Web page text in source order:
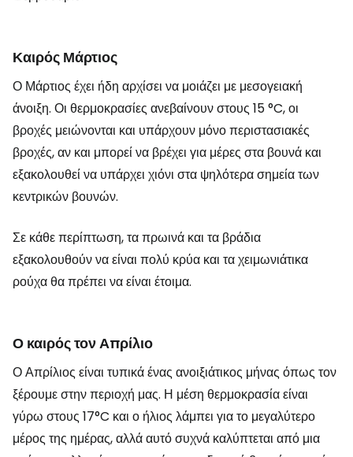
Καιρός Μάρτιος
Ο Μάρτιος έχει ήδη αρχίσει να μοιάζει με μεσογειακή
άνοιξη. Οι θερμοκρασίες ανεβαίνουν στους 15 °C, οι
βροχές μειώνονται και υπάρχουν μόνο περιστασιακές
βροχές, αν και μπορεί να βρέχει για μέρες στα βουνά και
εξακολουθεί να υπάρχει χιόνι στα ψηλότερα σημεία των
κεντρικών βουνών.
Σε κάθε περίπτωση, τα πρωινά και τα βράδια
εξακολουθούν να είναι πολύ κρύα και τα χειμωνιάτικα
ρούχα θα πρέπει να είναι έτοιμα.
Ο καιρός τον Απρίλιο
Ο Απρίλιος είναι τυπικά ένας ανοιξιάτικος μήνας όπως τον
ξέρουμε στην περιοχή μας. Η μέση θερμοκρασία είναι
γύρω στους 17°C και ο ήλιος λάμπει για το μεγαλύτερο
μέρος της ημέρας, αλλά αυτό συχνά καλύπτεται από μια